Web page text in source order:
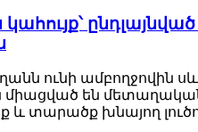
ունի ամբողջովին
են մետաղական
և տարածք խնայող